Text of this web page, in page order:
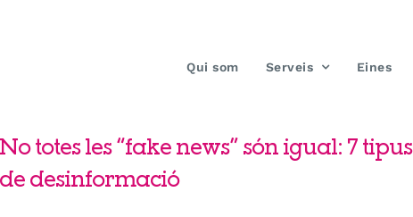
Qui som Serveis Eines
No totes les “fake news” són igual: 7 tipus
de desinformació